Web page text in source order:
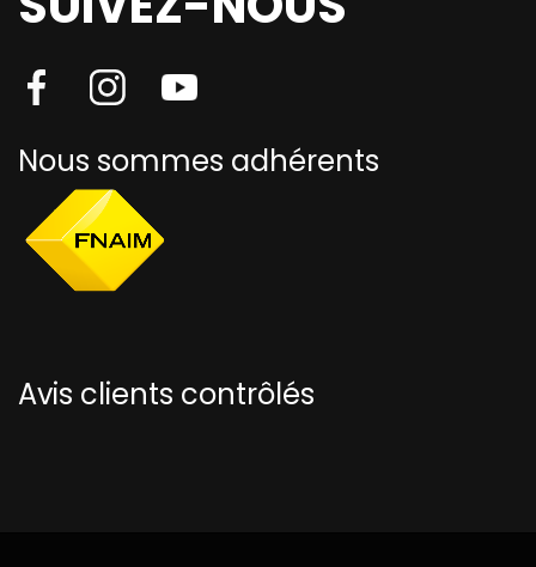
Nous sommes adhérents
Avis clients contrôlés